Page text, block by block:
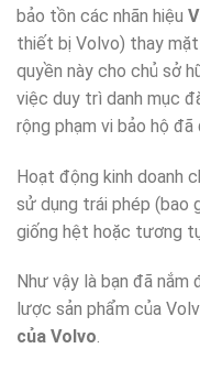
bảo tồn các nhãn hiệu
thiết bị Volvo) thay
quyền này cho chủ sở
việc duy trì danh mục
rộng phạm vi bảo hộ đã
Hoạt động kinh doanh
sử dụng trái phép (bao
giống hệt hoặc tương
Như vậy là bạn đã
lược sản phẩm của
của Volvo.